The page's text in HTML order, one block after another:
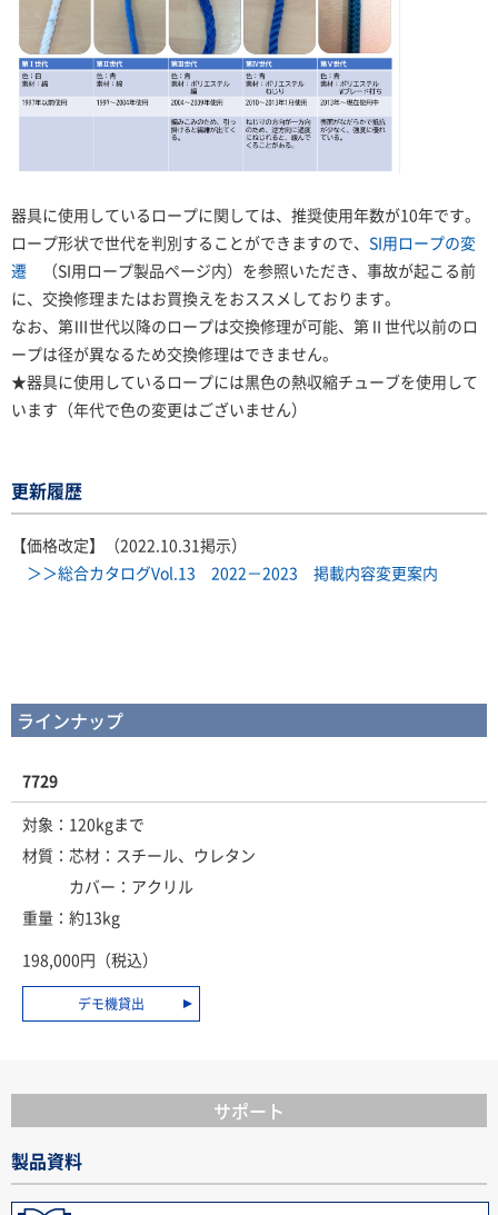
器具に使用しているロープに関しては、推奨使用年数が10年です。
ロープ形状で世代を判別することができますので、 SI用ロープの変
遷 （SI用ロープ製品ページ内）を参照いただき、事故が起こる前
に、交換修理またはお買換えをおススメしております。
なお、第Ⅲ世代以降のロープは交換修理が可能、第Ⅱ世代以前のロ
ープは径が異なるため交換修理はできません。
★器具に使用しているロープには黒色の熱収縮チューブを使用して
います（年代で色の変更はございません）
更新履歴
【価格改定】（2022.10.31掲示）
＞＞総合カタログVol.13 2022－2023 掲載内容変更案内
ラインナップ
7729
対象：120kgまで
材質：芯材：スチール、ウレタン
カバー：アクリル
重量：約13kg
198,000円（税込）
デモ機貸出
サポート
製品資料